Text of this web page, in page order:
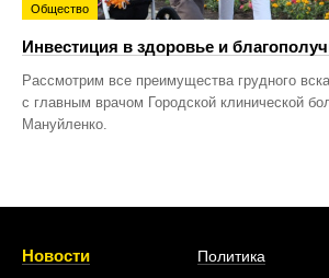
Общество
Инвестиция в здоровье и
Рассмотрим все преимущества грудного
с главным врачом Городской клинической
Мануйленко.
Новости
Политика